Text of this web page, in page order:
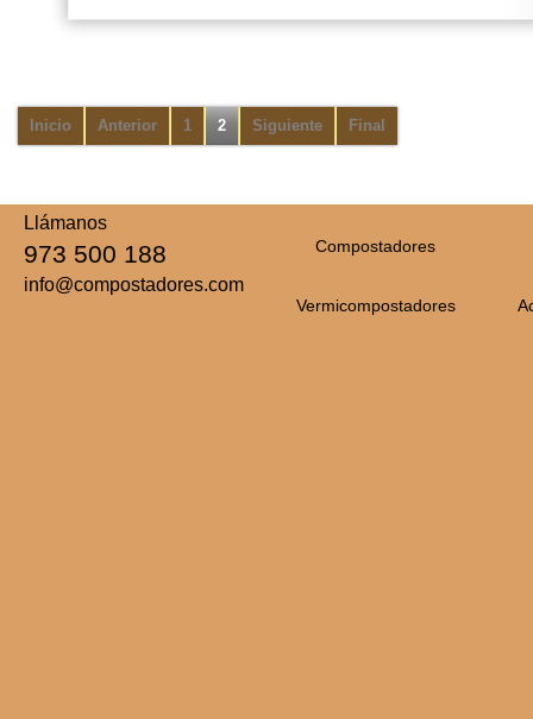
Inicio Anterior 1 2 Siguiente Final
Llámanos
973 500 188
info@compostadores.com
Compostadores
Vermicompostadores